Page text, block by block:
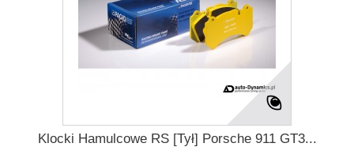
Klocki Hamulcowe RS [Tył] Porsche 911 GT3...